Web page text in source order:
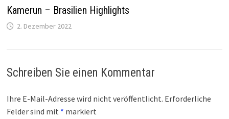
Kamerun – Brasilien Highlights
2. Dezember 2022
Schreiben Sie einen Kommentar
Ihre E-Mail-Adresse wird nicht veröffentlicht. Erforderliche
Felder sind mit * markiert